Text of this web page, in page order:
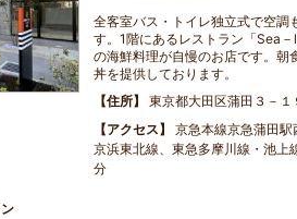
全客室バス・トイレ独立式で空調
す。1階にあるレストラン「Sea
の海鮮料理が自慢のお店です。朝
丼を提供しております。
住所
東京都大田区蒲田３－１
アクセス
京急本線京急蒲田
京浜東北線、東急多摩川線・池上
分